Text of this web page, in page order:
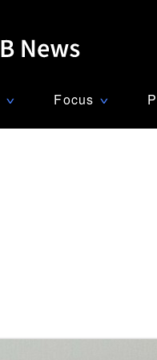
∨ Focus ∨